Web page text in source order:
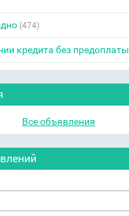
(474)
кредита без предоплаты
Все объявления